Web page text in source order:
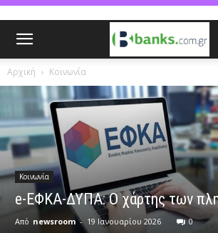
Αρχική Κοινωνία
Κοινωνία
e-ΕΦΚΑ-ΔΥΠΑ: Ο χάρτης των
Από newsroom - 19 Ιανουαρίου 2026 0